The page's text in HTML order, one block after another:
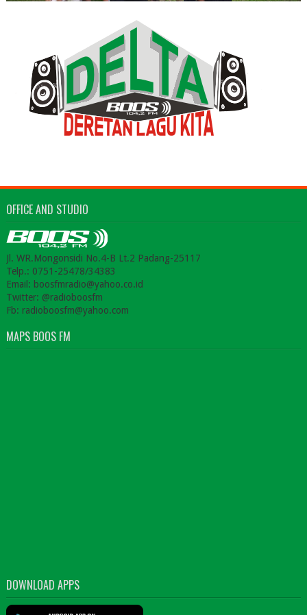
OFFICE AND STUDIO
Jl. WR.Mongonsidi No.4-B Lt.2 Padang-25117
Telp.: 0751-25478/34383
Email: boosfmradio@yahoo.co.id
Twitter: @radioboosfm
Fb: radioboosfm@yahoo.com
MAPS BOOS FM
DOWNLOAD APPS